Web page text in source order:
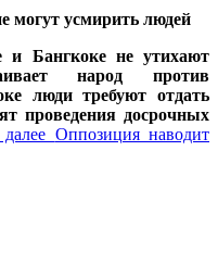
могут усмирить людей
Бангкоке не утихают
народ против
люди требуют отдать
проведения досрочных
Оппозиция наводит